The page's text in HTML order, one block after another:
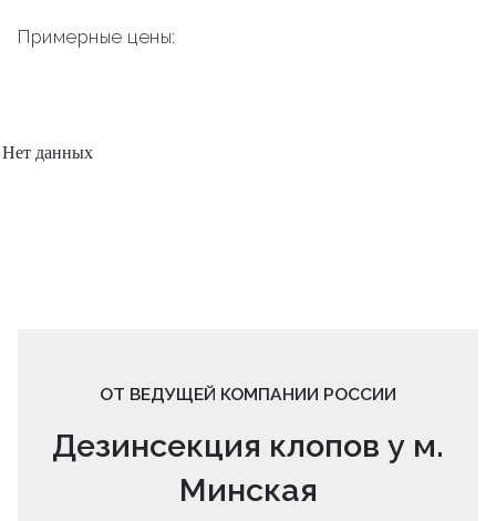
Примерные цены:
Нет данных
ОТ ВЕДУЩЕЙ КОМПАНИИ РОССИИ
Дезинсекция клопов у м.
Минская